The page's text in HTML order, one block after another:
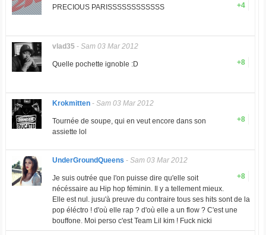
+4
PRECIOUS PARISSSSSSSSSSSS
vlad35- Sam 03 Mar 2012
+8
Quelle pochette ignoble :D
Krokmitten- Sam 03 Mar 2012
+8
Tournée de soupe, qui en veut encore dans son
assiette lol
UnderGroundQueens - Sam 03 Mar 2012
+8
Je suis outrée que l'on puisse dire qu'elle soit
nécéssaire au Hip hop féminin. Il y a tellement mieux.
Elle est nul. jusu'à preuve du contraire tous ses hits sont de la
pop éléctro ! d'où elle rap ? d'où elle a un flow ? C'est une
bouffone. Moi perso c'est Team Lil kim ! Fuck nicki